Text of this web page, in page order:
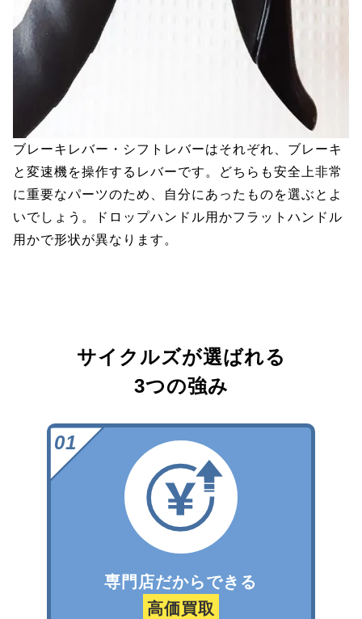
ブレーキレバー・シフトレバーはそれぞれ、ブレーキ
と変速機を操作するレバーです。どちらも安全上非常
に重要なパーツのため、自分にあったものを選ぶとよ
いでしょう。ドロップハンドル用かフラットハンドル
用かで形状が異なります。
サイクルズが選ばれる
3つの強み
専門店だからできる
高価買取